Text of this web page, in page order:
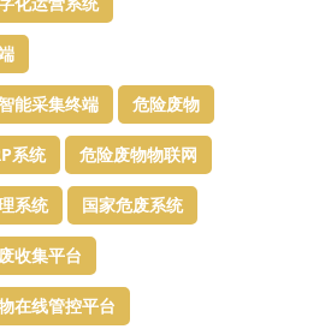
能采集终端 危险废物
系统 危险废物物联网
系统 国家危废系统
收集平台
在线管控平台